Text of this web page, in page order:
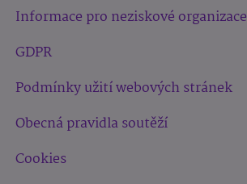
Informace pro neziskové organizace
GDPR
Podmínky užití webových stránek
Obecná pravidla soutěží
Cookies